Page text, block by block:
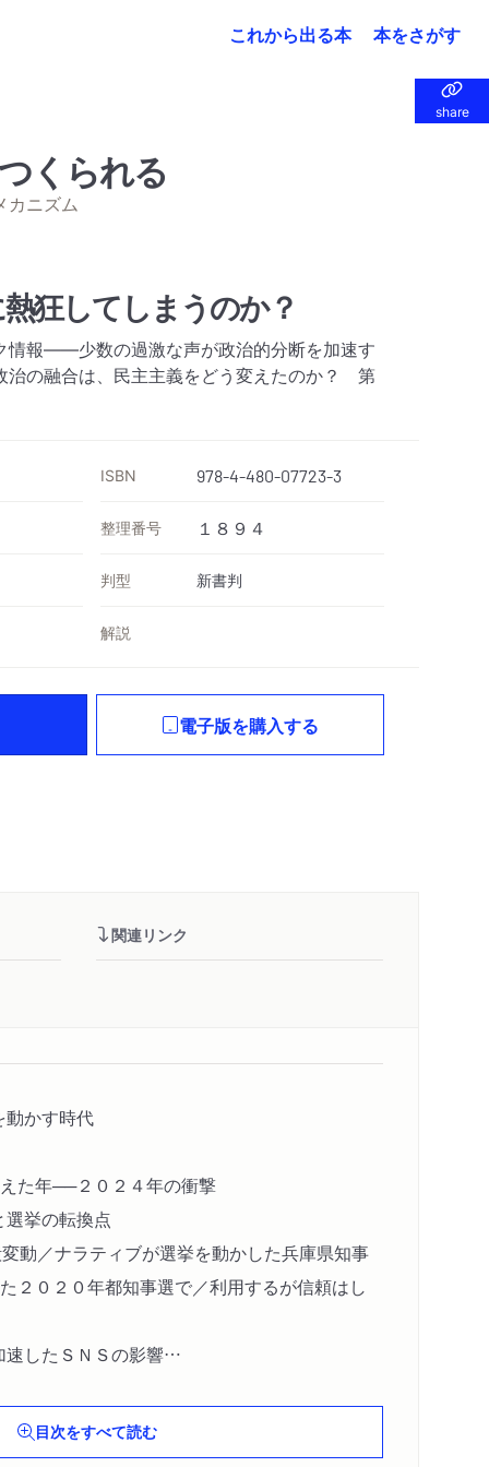
これから出る本 本をさがす
share
share
くられる
ニズム
熱狂してしまうのか？
情報――少数の過激な声が政治的分断を加速す
治の融合は、民主主義をどう変えたのか？ 第
ISBN 978-4-480-07723-3
整理番号 １８９４
判型 新書判
解説
電子版を購入する
関連リンク
動かす時代
た年──２０２４年の衝撃
挙の転換点
変動／ナラティブが選挙を動かした兵庫県知事
２０２０年都知事選で／利用するが信頼はし
したＳＮＳの影響
ワーが増える？／外国の影が忍び込むとき
目次をすべて読む